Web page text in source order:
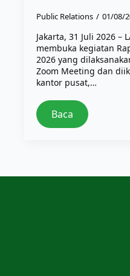
Public Relations 01/08/
Jakarta, 31 Juli 2026 –
membuka kegiatan
2026 yang
Zoom Meeting dan
kantor pusat,…
Baca